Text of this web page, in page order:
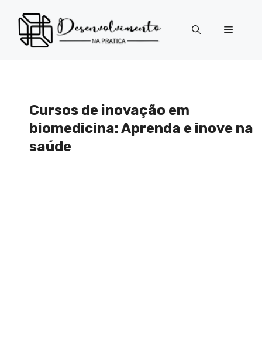
para
conteúdo
Menu
Cursos de inovação em
biomedicina: Aprenda e inove na
saúde